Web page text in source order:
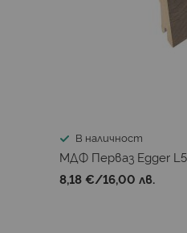
В наличност
МДФ Перваз Egger
8,18 €/16,00 лв.